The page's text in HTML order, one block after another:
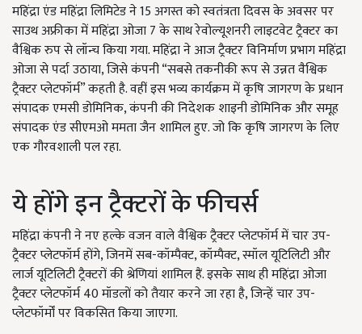
महिंद्रा एंड महिंद्रा लिमिटेड ने 15 अगस्त को स्वतंत्रता दिवस के अवसर पर
साउथ अफ्रीका में महिंद्रा ओजा 7 के साथ रेवोल्यूशनरी लाइटवेट ट्रैक्टर का
वैश्विक रुप से लॉन्च किया गया. महिंद्रा ने आज ट्रैक्टर विनिर्माण प्रभाग महिंद्रा
ओजा से पर्दा उठाया, जिसे कंपनी “सबसे तकनीकी रूप से उन्नत वैश्विक
ट्रैक्टर प्लेटफॉर्म” कहती है. वहीं इस भव्य कार्यक्रम में कृषि जागरण के प्रधान
संपादक एमसी डोमिनिक, कंपनी की निदेशक शाइनी डोमिनिक और समूह
संपादक एंड सीएमओ ममता जैन शामिल हुए. जो कि कृषि जागरण के लिए
एक गौरवशाली पल रहा.
ये होंगे इन ट्रैक्टरों के फीचर्स
महिंद्रा कंपनी ने नए हल्के वजन वाले वैश्विक ट्रैक्टर प्लेटफॉर्म में चार उप-
ट्रैक्टर प्लेटफॉर्म होंगे, जिनमें सब-कॉम्पैक्ट, कॉम्पैक्ट, स्मॉल यूटिलिटी और
लार्ज यूटिलिटी ट्रैक्टरों की श्रेणियां शामिल हैं. इसके साथ ही महिंद्रा ओजा
ट्रैक्टर प्लेटफॉर्म 40 मॉडलों को तैयार करने जा रहा है, जिन्हें चार उप-
प्लेटफॉर्मों पर विकसित किया जाएगा.